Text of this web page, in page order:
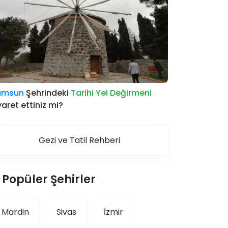
Şehrindeki Tarihi Yel Değirmeni
ettiniz mi?
Gezi ve Tatil Rehberi
Popüler Şehirler
Mardin Sivas İzmir